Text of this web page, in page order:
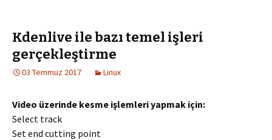
Kdenlive ile bazı temel işleri
gerçekleştirme
03 Temmuz 2017 Linux
Video üzerinde kesme işlemleri yapmak için:
Select track
Set end cutting point